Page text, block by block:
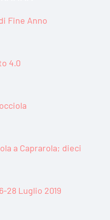
Fine Anno
4.0
a Caprarola; dieci
28 Luglio 2019